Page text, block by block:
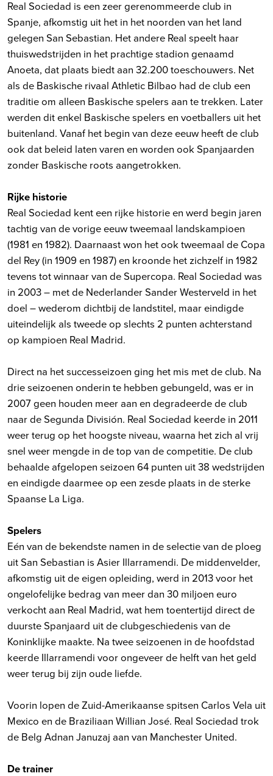
Real Sociedad is een zeer gerenommeerde club in
Spanje, afkomstig uit het in het noorden van het land
gelegen San Sebastian. Het andere Real speelt haar
thuiswedstrijden in het prachtige stadion genaamd
Anoeta, dat plaats biedt aan 32.200 toeschouwers. Net
als de Baskische rivaal Athletic Bilbao had de club een
traditie om alleen Baskische spelers aan te trekken. Later
werden dit enkel Baskische spelers en voetballers uit het
buitenland. Vanaf het begin van deze eeuw heeft de club
ook dat beleid laten varen en worden ook Spanjaarden
zonder Baskische roots aangetrokken.
Rijke historie
Real Sociedad kent een rijke historie en werd begin jaren
tachtig van de vorige eeuw tweemaal landskampioen
(1981 en 1982). Daarnaast won het ook tweemaal de Copa
del Rey (in 1909 en 1987) en kroonde het zichzelf in 1982
tevens tot winnaar van de Supercopa. Real Sociedad was
in 2003 – met de Nederlander Sander Westerveld in het
doel – wederom dichtbij de landstitel, maar eindigde
uiteindelijk als tweede op slechts 2 punten achterstand
op kampioen Real Madrid.
Direct na het successeizoen ging het mis met de club. Na
drie seizoenen onderin te hebben gebungeld, was er in
2007 geen houden meer aan en degradeerde de club
naar de Segunda División. Real Sociedad keerde in 2011
weer terug op het hoogste niveau, waarna het zich al vrij
snel weer mengde in de top van de competitie. De club
behaalde afgelopen seizoen 64 punten uit 38 wedstrijden
en eindigde daarmee op een zesde plaats in de sterke
Spaanse La Liga.
Spelers
Eén van de bekendste namen in de selectie van de ploeg
uit San Sebastian is Asier Illarramendi. De middenvelder,
afkomstig uit de eigen opleiding, werd in 2013 voor het
ongelofelijke bedrag van meer dan 30 miljoen euro
verkocht aan Real Madrid, wat hem toentertijd direct de
duurste Spanjaard uit de clubgeschiedenis van de
Koninklijke maakte. Na twee seizoenen in de hoofdstad
keerde Illarramendi voor ongeveer de helft van het geld
weer terug bij zijn oude liefde.
Voorin lopen de Zuid-Amerikaanse spitsen Carlos Vela uit
Mexico en de Braziliaan Willian José. Real Sociedad trok
de Belg Adnan Januzaj aan van Manchester United.
De trainer